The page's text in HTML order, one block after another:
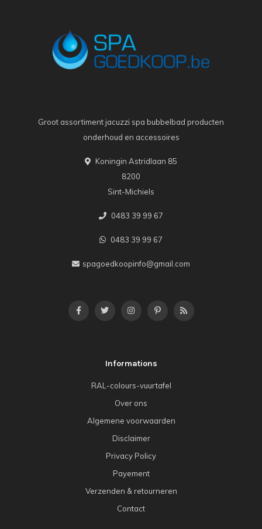
Groot assortiment jacuzzi spa bubbelbad producten
onderhoud en accessoires
Koningin Astridlaan 85
8200
Sint-Michiels
0483 39 99 67
0483 39 99 67
spagoedkoopinfo@gmail.com
Informations
RAL-colours-vuurtafel
Over ons
Algemene voorwaarden
Disclaimer
Privacy Policy
Payement
Verzenden & retourneren
Contact